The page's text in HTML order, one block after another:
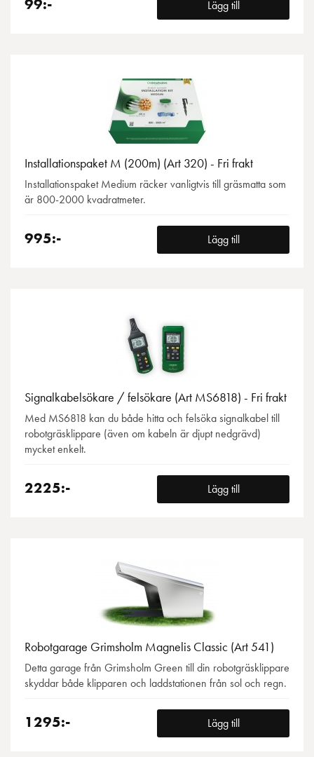
Lägg till
Installationspaket M (200m) (Art 320) - Fri frakt
Installationspaket Medium räcker vanligtvis till gräsmatta som
är 800-2000 kvadratmeter.
995:- Lägg till
Signalkabelsökare / felsökare (Art MS6818) - Fri frakt
Med MS6818 kan du både hitta och felsöka signalkabel till
robotgräsklippare (även om kabeln är djupt nedgrävd)
mycket enkelt.
2225:- Lägg till
Robotgarage Grimsholm Magnelis Classic (Art 541)
Detta garage från Grimsholm Green till din robotgräsklippare
skyddar både klipparen och laddstationen från sol och regn.
1295:- Lägg till